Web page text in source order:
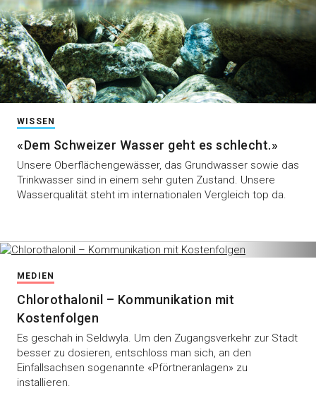
WISSEN
«Dem Schweizer Wasser geht es schlecht.»
Unsere Oberflächengewässer, das Grundwasser sowie das
Trinkwasser sind in einem sehr guten Zustand. Unsere
Wasserqualität steht im internationalen Vergleich top da.
MEDIEN
Chlorothalonil – Kommunikation mit
Kostenfolgen
Es geschah in Seldwyla. Um den Zugangsverkehr zur Stadt
besser zu dosieren, entschloss man sich, an den
Einfallsachsen sogenannte «Pförtneranlagen» zu
installieren.